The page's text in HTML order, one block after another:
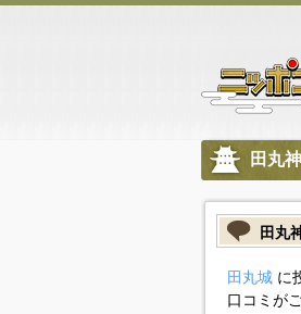
田丸
田丸
田丸城に
口コミが